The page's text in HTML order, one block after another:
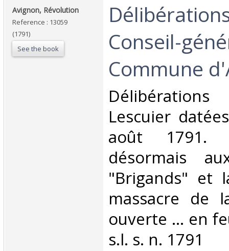
‎Avignon, Révolution‎
Reference : 13059
(1791)
See the book
Conseil-
Commune
Lescuier
août 1791.
désormais
"Brigands" et
massacre de
ouverte … en
s.l. s. n. 1791 ‎